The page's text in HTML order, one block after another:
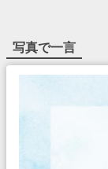
写真で一言